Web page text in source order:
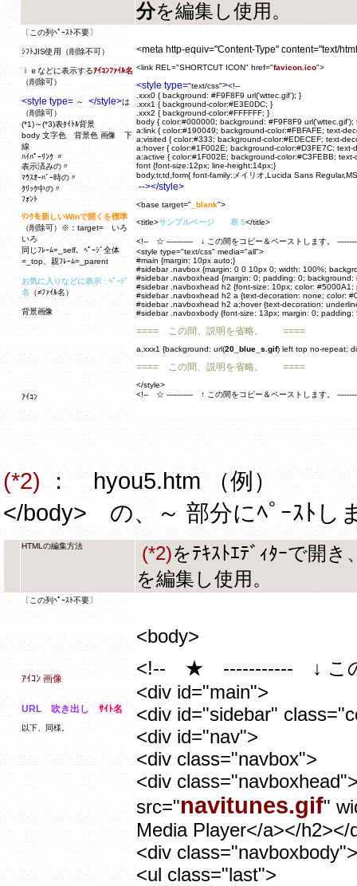
分を編集し使用。
〔この列ﾍﾟｰｽﾄ不要〕
ｼﾌﾄJIS使用（削除不可）
ｉｅなどに表示するｱｲｺﾝﾌｧｲﾙ名
（削除可）
<style type= ～ </style>は
（削除可）
(*1)～(*3)表ﾀｲﾄﾙ背景
body 文字色 背景色 画像 下
線
ﾊｲﾊﾟｰﾘﾝｸ 〃
表示済みの〃
ﾏｳｽｵｰﾊﾞｰ時の〃
ｸﾘｯｸ中の〃
ﾌｫﾝﾄ
ﾘﾝｸを新しいWinで開くを標準
（削除可）※：target= いろ
いろ
同じﾌﾚｰﾑ=_self、ﾍﾟｰｼﾞ全体
=_top、親ﾌﾚｰﾑ=_parent
お気に入りなどに表示 : ﾍﾟｰｼﾞ
名 （≠ﾌｧｲﾙ名）
背景画像
ｱｲｺﾝ
<meta http-equiv="Content-Type" content="text/
<link REL="SHORTCUT ICON" href="favicon.ico">
<style type="text/css"><!--
.xxx0 { background: #F9F8F9 url('wttec.gif'); }
.xxx1 { background-color:#E3E0DC; }
.xxx2 { background-color:#FFFFFF; }
body { color:#000000; background: #F9F8F9
a:link { color:#190049; background-color:#FBFAFE; text-
a:visited { color:#333; background-color:#EDECEF; text-
a:hover { color:#1F002E; background-color:#D3FE7C; text-
a:active { color:#1F002E; background-color:#C3FEBB;
font {font-size:12px; line-height:14px;}
body,tr,td,form{ font-family:メイリオ,Lucida Sans
--></style>
<base target=" _blank">
<title>サンプルページ 表 5</title>
<!-- ☆ ----------- ↓ この間をコピー＆ペーストします。
<style type="text/css" media="all">
#main {margin: 10px auto;}
#sidebar .navbox {margin: 0 0 10px 0; width: 100%;
#sidebar .navboxhead {margin: 0; padding: 0; background:
#sidebar .navboxhead h2 {font-size: 10px; color:
#sidebar .navboxhead h2 a {text-decoration: none; color:
#sidebar .navboxhead h2 a:hover {text-decoration:
#sidebar .navboxbody {font-size: 13px; margin: 0;
==== この間、説明を省略。 ====
a.xxx1 {background: url(20_blue_s.gif) left top no-repeat;
==== この間、説明を省略。 ====
</style>
<!-- ☆ ----------- ↑ この間をコピー＆ペーストします。
(*2) ：
hyou5.htm
</body>
の、 ～ 部分にﾍﾟｰｽﾄし
HTMLの編集方法 (*2)をﾃｷｽﾄｴﾃﾞｨﾀｰで開
を編集し使用。
〔この列ﾍﾟｰｽﾄ不要〕
ｱｲｺﾝ 画像
URL 吹き出し ｻｲﾄ名
以下、同様。
<body>
<!-- ★ ----------- ↓ この
<div id="main">
<div id="sidebar"
<div id="nav">
<div class="navbox">
<div
src="navitunes.gif"
Media Player</a></h2></
<div class="navboxbody">
<ul class="last">